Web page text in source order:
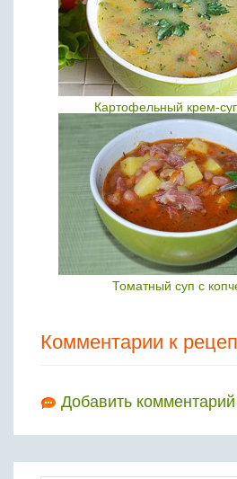
Картофельный крем-
Томатный суп с
Комментарии к
Добавить комментарий